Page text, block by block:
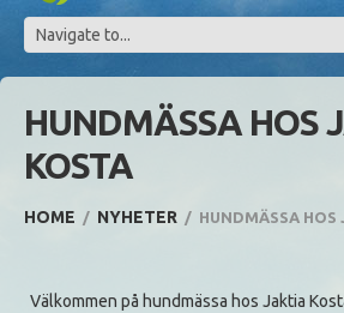
HUNDMÄSSA HOS
KOSTA
HOME NYHETER HUNDMÄSSA HOS
Välkommen på hundmässa hos Jaktia